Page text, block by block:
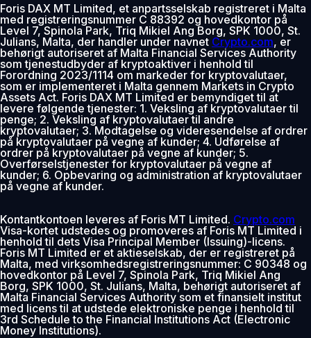
Foris DAX MT Limited, et anpartsselskab registreret i Malta
med registreringsnummer C 88392 og hovedkontor på
Level 7, Spinola Park, Triq Mikiel Ang Borg, SPK 1000, St.
Julians, Malta, der handler under navnet Crypto.com, er
behørigt autoriseret af Malta Financial Services Authority
som tjenestudbyder af kryptoaktiver i henhold til
Forordning 2023/1114 om markeder for kryptovalutaer,
som er implementeret i Malta gennem Markets in Crypto
Assets Act. Foris DAX MT Limited er bemyndiget til at
levere følgende tjenester: 1. Veksling af kryptovalutaer til
penge; 2. Veksling af kryptovalutaer til andre
kryptovalutaer; 3. Modtagelse og videresendelse af ordrer
på kryptovalutaer på vegne af kunder; 4. Udførelse af
ordrer på kryptovalutaer på vegne af kunder; 5.
Overførselstjenester for kryptovalutaer på vegne af
kunder; 6. Opbevaring og administration af kryptovalutaer
på vegne af kunder.
Kontantkontoen leveres af Foris MT Limited. Crypto.com
Visa-kortet udstedes og promoveres af Foris MT Limited i
henhold til dets Visa Principal Member (Issuing)-licens.
Foris MT Limited er et aktieselskab, der er registreret på
Malta, med virksomhedsregistreringsnummer: C 90348 og
hovedkontor på Level 7, Spinola Park, Triq Mikiel Ang
Borg, SPK 1000, St. Julians, Malta, behørigt autoriseret af
Malta Financial Services Authority som et finansielt institut
med licens til at udstede elektroniske penge i henhold til
3rd Schedule to the Financial Institutions Act (Electronic
Money Institutions).